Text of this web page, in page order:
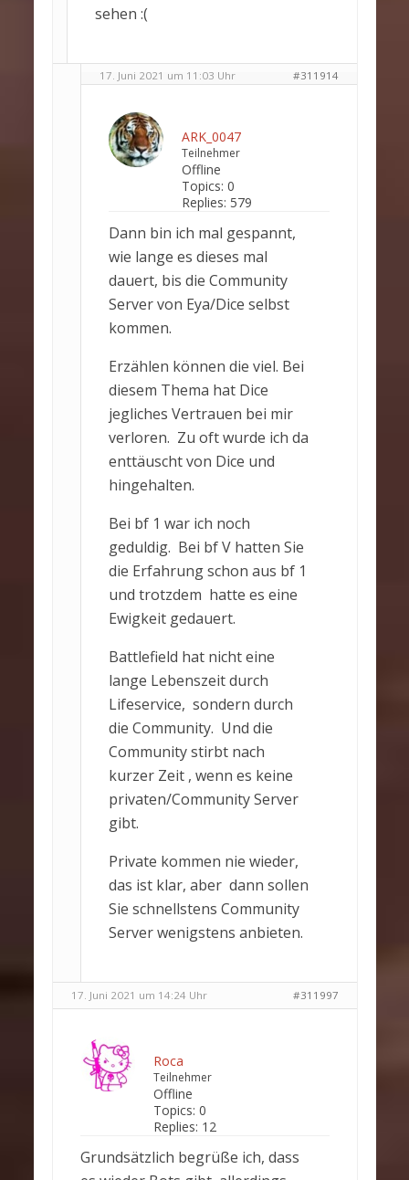
sehen :(
17. Juni 2021 um 11:03 Uhr #311914
ARK_0047
Teilnehmer
Offline
Topics: 0
Replies: 579
Dann bin ich mal gespannt,
wie lange es dieses mal
dauert, bis die Community
Server von Eya/Dice selbst
kommen.
Erzählen können die viel. Bei
diesem Thema hat Dice
jegliches Vertrauen bei mir
verloren. Zu oft wurde ich da
enttäuscht von Dice und
hingehalten.
Bei bf 1 war ich noch
geduldig. Bei bf V hatten Sie
die Erfahrung schon aus bf 1
und trotzdem hatte es eine
Ewigkeit gedauert.
Battlefield hat nicht eine
lange Lebenszeit durch
Lifeservice, sondern durch
die Community. Und die
Community stirbt nach
kurzer Zeit , wenn es keine
privaten/Community Server
gibt.
Private kommen nie wieder,
das ist klar, aber dann sollen
Sie schnellstens Community
Server wenigstens anbieten.
17. Juni 2021 um 14:24 Uhr #311997
Roca
Teilnehmer
Offline
Topics: 0
Replies: 12
Grundsätzlich begrüße ich, dass